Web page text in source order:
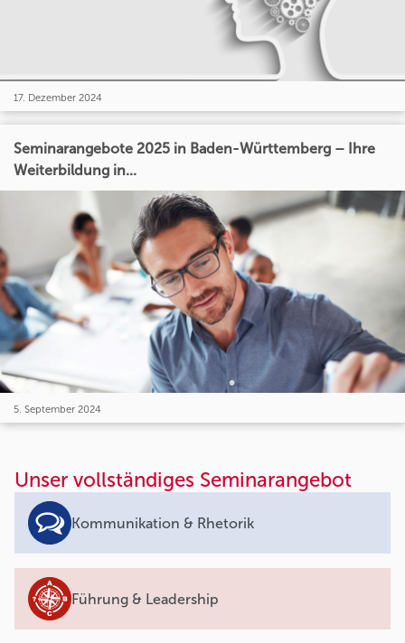
17. Dezember 2024
Seminarangebote 2025 in Baden-Württemberg – Ihre
Weiterbildung in...
5. September 2024
Unser vollständiges Seminarangebot
Kommunikation & Rhetorik
Führung & Leadership